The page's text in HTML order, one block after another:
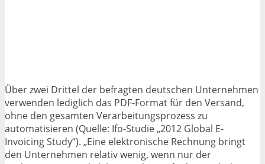
Über zwei Drittel der befragten deutschen Unternehmen
verwenden lediglich das PDF-Format für den Versand,
ohne den gesamten Verarbeitungsprozess zu
automatisieren (Quelle: Ifo-Studie „2012 Global E-
Invoicing Study“). „Eine elektronische Rechnung bringt
den Unternehmen relativ wenig, wenn nur der